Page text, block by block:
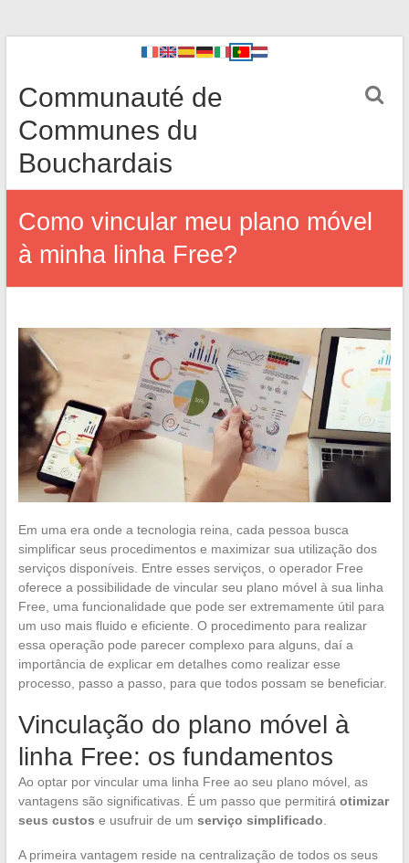
Communauté de
Communes du
Bouchardais
Como vincular meu plano móvel
à minha linha Free?
Em uma era onde a tecnologia reina, cada pessoa busca
simplificar seus procedimentos e maximizar sua utilização dos
serviços disponíveis. Entre esses serviços, o operador Free
oferece a possibilidade de vincular seu plano móvel à sua linha
Free, uma funcionalidade que pode ser extremamente útil para
um uso mais fluido e eficiente. O procedimento para realizar
essa operação pode parecer complexo para alguns, daí a
importância de explicar em detalhes como realizar esse
processo, passo a passo, para que todos possam se beneficiar.
Vinculação do plano móvel à
linha Free: os fundamentos
Ao optar por vincular uma linha Free ao seu plano móvel, as
vantagens são significativas. É um passo que permitirá otimizar
seus custos e usufruir de um serviço simplificado
A primeira vantagem reside na centralização de todos os seus